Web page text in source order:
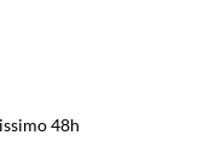
48h